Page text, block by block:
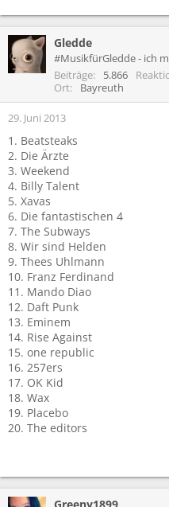
Gledde
#MusikfürGledde - ich
Beiträge
5.866
Ort
Bayreuth
29. Juni 2013
1. Beatsteaks
2. Die Ärzte
3. Weekend
4. Billy Talent
5. Xavas
6. Die fantastischen 4
7. The Subways
8. Wir sind Helden
9. Thees Uhlmann
10. Franz Ferdinand
11. Mando Diao
12. Daft Punk
13. Eminem
14. Rise Against
15. one republic
16. 257ers
17. OK Kid
18. Wax
19. Placebo
20. The editors